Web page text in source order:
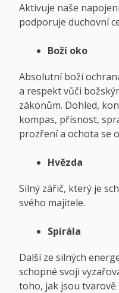
Aktivuje naše
podporuje duchovní
Boží oko
Absolutní boží
a respekt vůči
zákonům. Dohled,
kompas, přísnost,
prozření a ochota se
Hvězda
Silný zářič, který je
svého majitele.
Spirála
Další ze silných
schopné svoji
toho, jak jsou tvarově